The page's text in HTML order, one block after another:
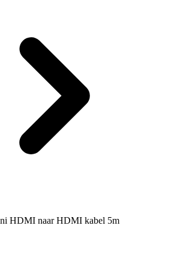
HDMI naar HDMI kabel 5m